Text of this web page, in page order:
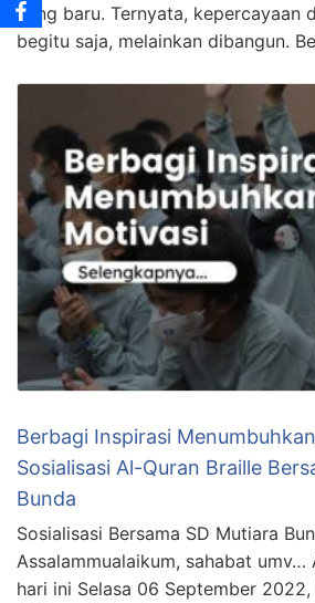
yang baru. Ternyata, kepercayaan
begitu saja, melainkan dibangun.
Berbagi Inspirasi
Sosialisasi Al-Quran Braille
Bunda
Sosialisasi Bersama SD Mutiara
Assalammualaikum, sahabat umv…
hari ini Selasa 06 September 2022,